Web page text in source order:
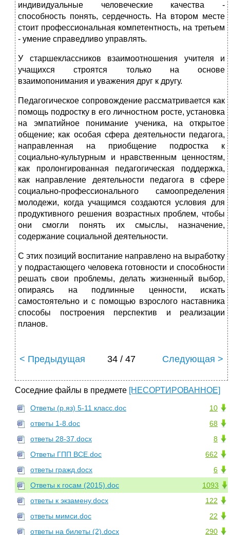
индивидуальные человеческие качества -
способность понять, сердечность. На втором месте
стоит профессиональная компетентность, на третьем
- умение справедливо управлять.
У старшеклассников взаимоотношения учителя и
учащихся строятся только на основе
взаимопонимания и уважения друг к другу.
Педагогическое сопровождение рассматривается как
помощь подростку в его личностном росте, установка
на эмпатийное понимание ученика, на открытое
общение; как особая сфера деятельности педагога,
направленная на приобщение подростка к
социально-культурным и нравственным ценностям,
как пролонгированная педагогическая поддержка,
как направление деятельности педагога в сфере
социально-профессионального самоопределения
молодежи, когда учащимся создаются условия для
продуктивного решения возрастных проблем, чтобы
они смогли понять их смыслы, назначение,
содержание социальной деятельности.
С этих позиций воспитание направлено на выработку
у подрастающего человека готовности и способности
решать свои проблемы, делать жизненный выбор,
опираясь на подлинные ценности, искать
самостоятельно и с помощью взрослого наставника
способы построения перспектив и реализации
планов.
< Предыдущая 34 / 47 Следующая >
Соседние файлы в предмете [НЕСОРТИРОВАННОЕ]
10
Ответы (р.яз) 5-11 класс.doc
68
ответы 1-8.doc
8
ответы 28-37.docx
662
Ответы ГПП ВСЕ.doc
6
ответы гражд.docx
1093
Ответы к госам (2015).doc
122
ответы к экзамену.docx
22
ответы мимси.doc
290
ответы на билеты (2).docx